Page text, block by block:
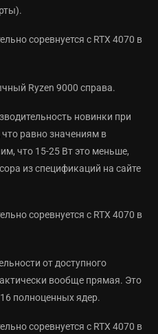
Ryzen 9000 справа.
новинки при
равно значениям в
что 15-25 Вт это меньше,
из спецификаций на сайте
от доступного
вообще прямая. Это
полноценных ядер.